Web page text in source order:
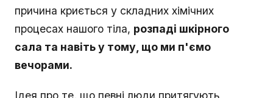
причина криється у складних хімічних
процесах нашого тіла, розпаді шкірного
сала та навіть у тому, що ми п'ємо
вечорами.